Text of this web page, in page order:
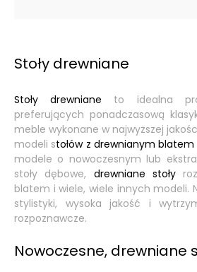
Stoły drewniane
Stoły drewniane to idealna
preferujących ponadczasową
meble wykonane w najwyższej
modeli stołów z drewnianym blatem
modele o nowoczesnym lub
stoły dębowe, drewniane stoły
blatem i wiele, wiele innych modeli.
stylistyki, wysoka jakość i
rozpoznawcze.
Nowoczesne, drewniane